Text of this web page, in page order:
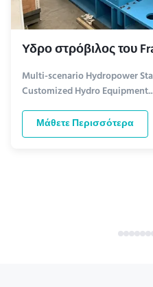
Υδρο στρόβιλος του
Multi-scenario Hydropower
Customized Hydro
Μάθετε Περισσότερα